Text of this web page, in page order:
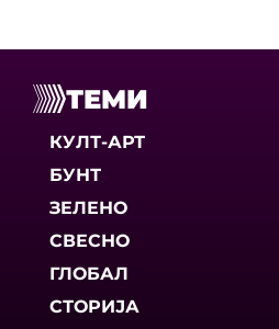
ТЕМИ
КУЛТ-АРТ
БУНТ
ЗЕЛЕНО
СВЕСНО
ГЛОБАЛ
СТОРИЈА